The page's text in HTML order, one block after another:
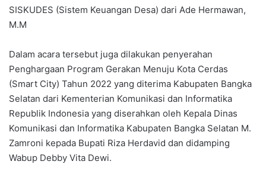
SISKUDES (Sistem Keuangan Desa) dari Ade Hermawan,
M.M
Dalam acara tersebut juga dilakukan penyerahan
Penghargaan Program Gerakan Menuju Kota Cerdas
(Smart City) Tahun 2022 yang diterima Kabupaten Bangka
Selatan dari Kementerian Komunikasi dan Informatika
Republik Indonesia yang diserahkan oleh Kepala Dinas
Komunikasi dan Informatika Kabupaten Bangka Selatan M.
Zamroni kepada Bupati Riza Herdavid dan didamping
Wabup Debby Vita Dewi.